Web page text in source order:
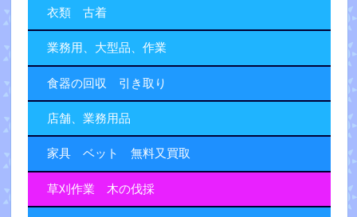
衣類 古着
業務用、大型品、作業
食器の回収 引き取り
店舗、業務用品
家具 ベット 無料又買取
草刈作業 木の伐採